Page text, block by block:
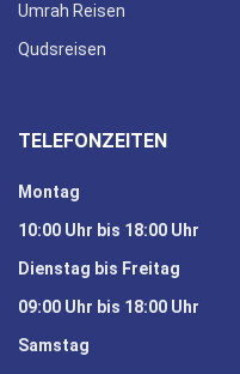
Umrah Reisen
Qudsreisen
TELEFONZEITEN
Montag
10:00 Uhr bis 18:00 Uhr
Dienstag bis Freitag
09:00 Uhr bis 18:00 Uhr
Samstag